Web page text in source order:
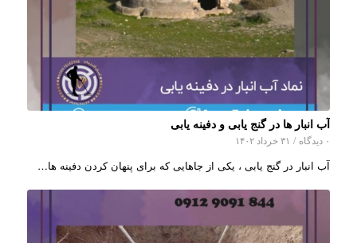
آب انبار ها در گنج یابی و دفینه یابی
۰ دیدگاه / ۳۱ خرداد ۱۴۰۲
آب انبار در گنج یابی ، یکی از جاهایی که برای پنهان کردن دفینه ها…